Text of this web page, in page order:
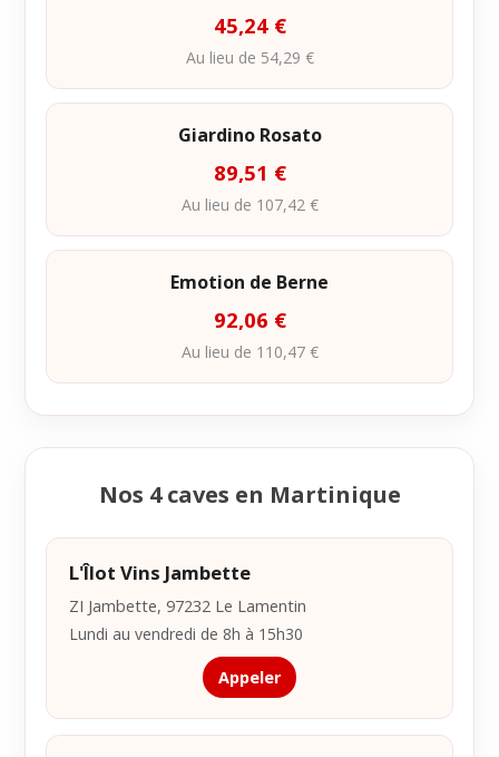
45,24 €
Au lieu de 54,29 €
Giardino Rosato
89,51 €
Au lieu de 107,42 €
Emotion de Berne
92,06 €
Au lieu de 110,47 €
Nos 4 caves en Martinique
L'Îlot Vins Jambette
ZI Jambette, 97232 Le Lamentin
Lundi au vendredi de 8h à 15h30
Appeler